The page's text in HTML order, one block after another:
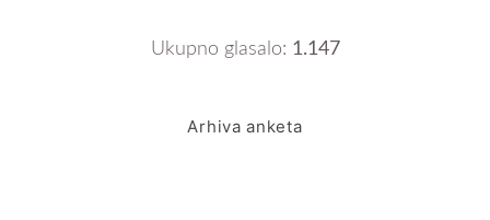
Ukupno glasalo: 1.147
Arhiva anketa